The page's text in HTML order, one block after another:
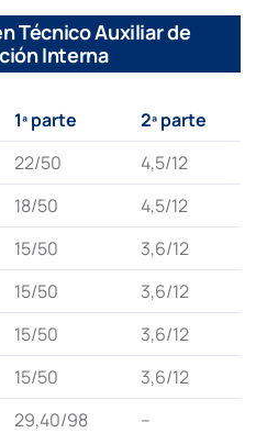
Técnico Auxiliar de
Interna
1ª parte
2ª parte
22/50
4,5/12
18/50
4,5/12
15/50
3,6/12
15/50
3,6/12
15/50
3,6/12
15/50
3,6/12
29,40/98
–